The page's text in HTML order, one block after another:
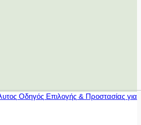
Οδηγός Επιλογής & Προστασίας για